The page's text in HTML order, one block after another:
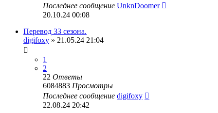
Последнее сообщение UnknDoomer
20.10.24 00:08
Перевод 33 сезона.
digifoxy » 21.05.24 21:04
1
2
22 Ответы
6084883 Просмотры
Последнее сообщение digifoxy
22.08.24 20:42